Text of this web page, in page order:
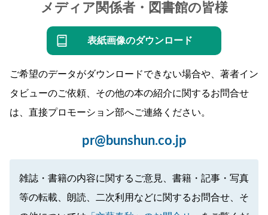
メディア関係者・図書館の皆様
表紙画像のダウンロード
ご希望のデータがダウンロードできない場合や、著者イン
タビューのご依頼、その他の本の紹介に関するお問合せ
は、直接プロモーション部へご連絡ください。
pr@bunshun.co.jp
雑誌・書籍の内容に関するご意見、書籍・記事・写真
等の転載、朗読、二次利用などに関するお問合せ、そ